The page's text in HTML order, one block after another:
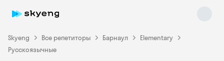
Skyeng Все репетиторы Барнаул
Elementary
Русскоязычные